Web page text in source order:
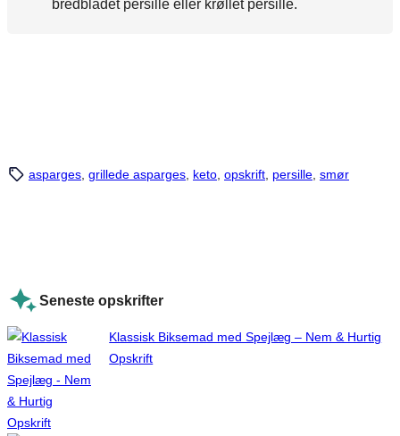
bredbladet persille eller krøllet persille.
asparges grillede asparges keto opskrift persille smør
Seneste opskrifter
Klassisk Biksemad med Spejlæg – Nem & Hurtig
Opskrift